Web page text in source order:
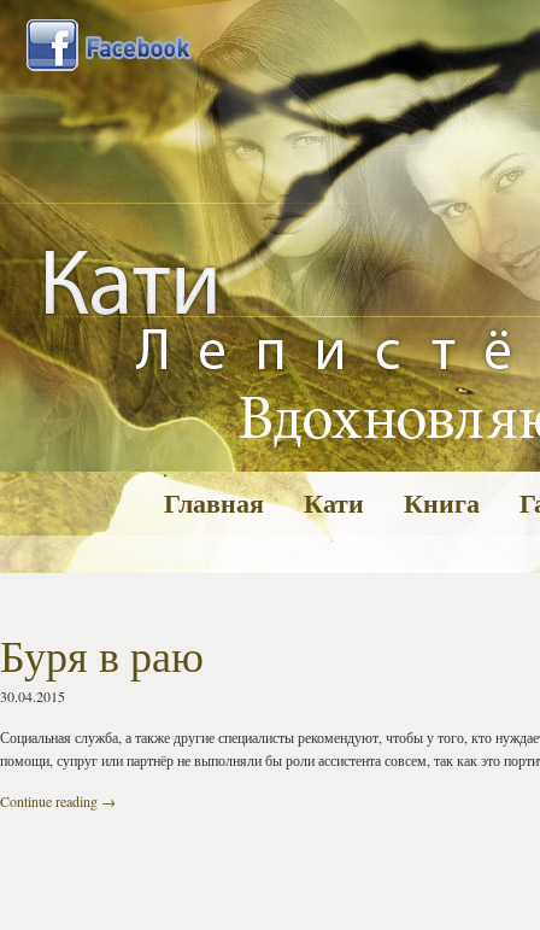
Главная Кати Книга
Буря в раю
30.04.2015
Социальная служба, а также другие специалисты рекомендуют, чтобы у того, кто
помощи, супруг или партнёр не выполняли бы роли ассистента совсем, так как это
Continue reading →